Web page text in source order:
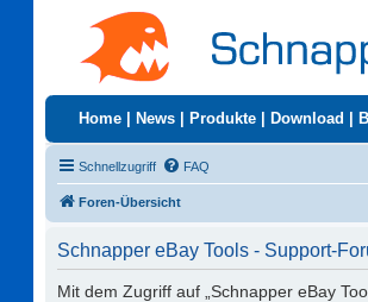
Home News Produkte Download
Schnellzugriff FAQ
Foren-Übersicht
Schnapper eBay Tools - Support-
Mit dem Zugriff auf „Schnapper eBay